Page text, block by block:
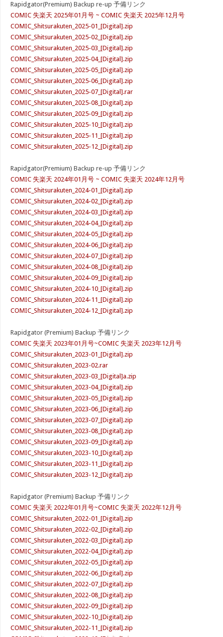
Rapidgator(Premium) Backup re-up 予備リンク
COMIC 失楽天 2025年01月号 ~ COMIC 失楽天 2025年12月号
COMIC_Shitsurakuten_2025-01_[Digital].zip
COMIC_Shitsurakuten_2025-02_[Digital].zip
COMIC_Shitsurakuten_2025-03_[Digital].zip
COMIC_Shitsurakuten_2025-04_[Digital].zip
COMIC_Shitsurakuten_2025-05_[Digital].zip
COMIC_Shitsurakuten_2025-06_[Digital].zip
COMIC_Shitsurakuten_2025-07_[Digital].rar
COMIC_Shitsurakuten_2025-08_[Digital].zip
COMIC_Shitsurakuten_2025-09_[Digital].zip
COMIC_Shitsurakuten_2025-10_[Digital].zip
COMIC_Shitsurakuten_2025-11_[Digital].zip
COMIC_Shitsurakuten_2025-12_[Digital].zip
Rapidgator(Premium) Backup re-up 予備リンク
COMIC 失楽天 2024年01月号 ~ COMIC 失楽天 2024年12月号
COMIC_Shitsurakuten_2024-01_[Digital].zip
COMIC_Shitsurakuten_2024-02_[Digital].zip
COMIC_Shitsurakuten_2024-03_[Digital].zip
COMIC_Shitsurakuten_2024-04_[Digital].zip
COMIC_Shitsurakuten_2024-05_[Digital].zip
COMIC_Shitsurakuten_2024-06_[Digital].zip
COMIC_Shitsurakuten_2024-07_[Digital].zip
COMIC_Shitsurakuten_2024-08_[Digital].zip
COMIC_Shitsurakuten_2024-09_[Digital].zip
COMIC_Shitsurakuten_2024-10_[Digital].zip
COMIC_Shitsurakuten_2024-11_[Digital].zip
COMIC_Shitsurakuten_2024-12_[Digital].zip
Rapidgator (Premium) Backup 予備リンク
COMIC 失楽天 2023年01月号~COMIC 失楽天 2023年12月号
COMIC_Shitsurakuten_2023-01_[Digital].zip
COMIC_Shitsurakuten_2023-02.rar
COMIC_Shitsurakuten_2023-03_[Digital]a.zip
COMIC_Shitsurakuten_2023-04_[Digital].zip
COMIC_Shitsurakuten_2023-05_[Digital].zip
COMIC_Shitsurakuten_2023-06_[Digital].zip
COMIC_Shitsurakuten_2023-07_[Digital].zip
COMIC_Shitsurakuten_2023-08_[Digital].zip
COMIC_Shitsurakuten_2023-09_[Digital].zip
COMIC_Shitsurakuten_2023-10_[Digital].zip
COMIC_Shitsurakuten_2023-11_[Digital].zip
COMIC_Shitsurakuten_2023-12_[Digital].zip
Rapidgator (Premium) Backup 予備リンク
COMIC 失楽天 2022年01月号~COMIC 失楽天 2022年12月号
COMIC_Shitsurakuten_2022-01_[Digital].zip
COMIC_Shitsurakuten_2022-02_[Digital].zip
COMIC_Shitsurakuten_2022-03_[Digital].zip
COMIC_Shitsurakuten_2022-04_[Digital].zip
COMIC_Shitsurakuten_2022-05_[Digital].zip
COMIC_Shitsurakuten_2022-06_[Digital].zip
COMIC_Shitsurakuten_2022-07_[Digital].zip
COMIC_Shitsurakuten_2022-08_[Digital].zip
COMIC_Shitsurakuten_2022-09_[Digital].zip
COMIC_Shitsurakuten_2022-10_[Digital].zip
COMIC_Shitsurakuten_2022-11_[Digital].zip